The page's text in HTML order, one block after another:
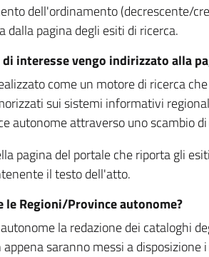
dell'ordinamento (decrescente/
pagina degli esiti di ricerca.
interesse vengo indirizzato alla
come un motore di ricerca
sui sistemi informativi
autonome attraverso uno scambio
pagina del portale che riporta gli
il testo dell'atto.
Regioni/Province autonome?
la redazione dei cataloghi
saranno messi a disposizione